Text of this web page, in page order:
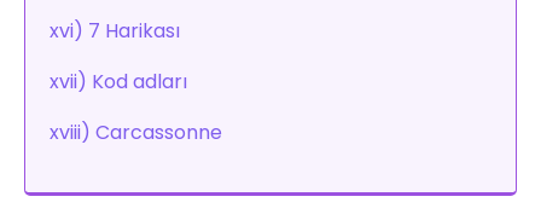
xvi) 7 Harikası
xvii) Kod adları
xviii) Carcassonne